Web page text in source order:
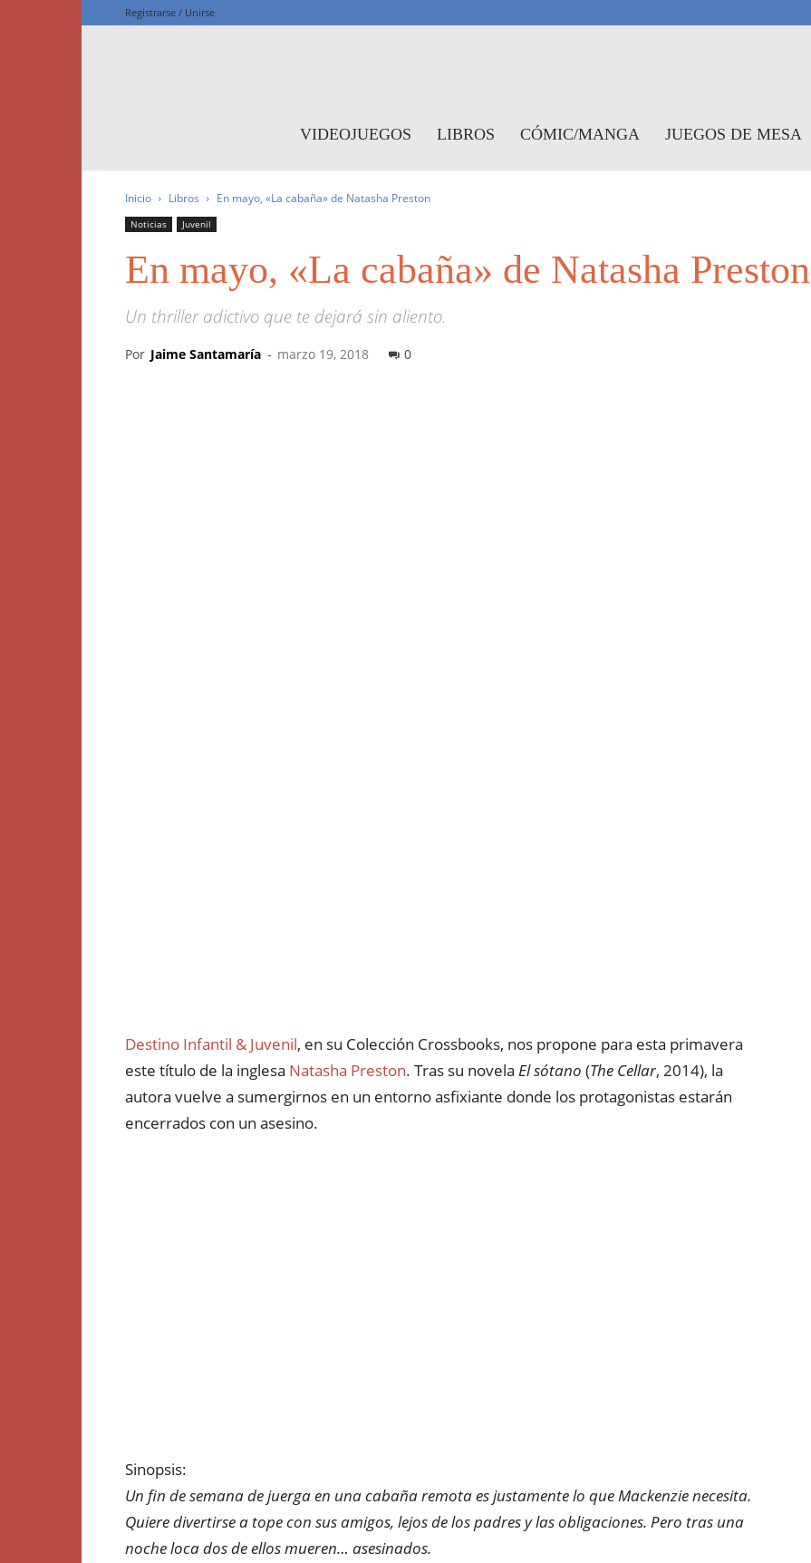
Registrarse / Unirse
VIDEOJUEGOS LIBROS CÓMIC/MANGA JUEGOS DE MESA
Inicio Libros En mayo, «La cabaña» de Natasha Preston
Noticias Juvenil
En mayo, «La cabaña» de Natasha Preston
Un thriller adictivo que te dejará sin aliento.
Por Jaime Santamaría - marzo 19, 2018 0
Destino Infantil & Juvenil, en su Colección Crossbooks, nos propone para esta primavera
este título de la inglesa Natasha Preston. Tras su novela El sótano (The Cellar, 2014), la
autora vuelve a sumergirnos en un entorno asfixiante donde los protagonistas estarán
encerrados con un asesino.
Sinopsis:
Un fin de semana de juerga en una cabaña remota es justamente lo que Mackenzie necesita.
Quiere divertirse a tope con sus amigos, lejos de los padres y las obligaciones. Pero tras una
noche loca dos de ellos mueren… asesinados.